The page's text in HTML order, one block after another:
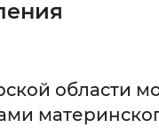
области